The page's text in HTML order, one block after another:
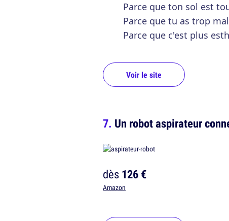
Parce que ton sol est
Parce que tu as trop
Parce que c'est plus
Voir le site
Un robot aspirateur
dès126 €
Amazon